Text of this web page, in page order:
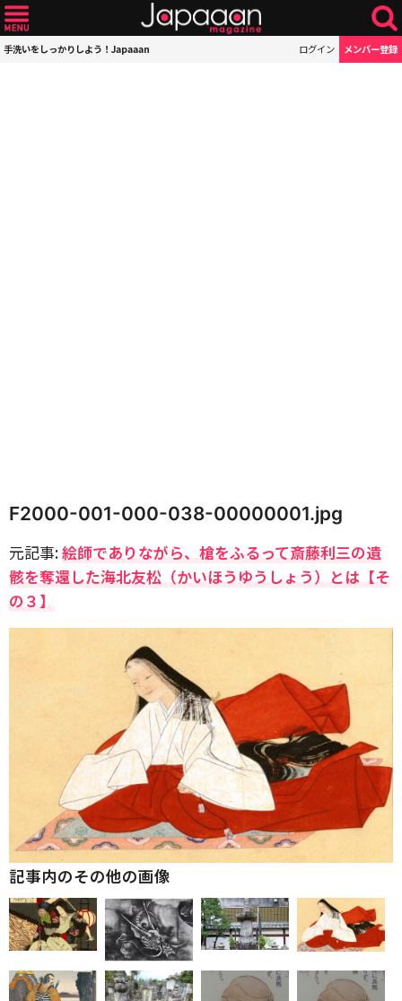
手洗いをしっかりしよう！Japaaan ログイン メンバー登録
F2000-001-000-038-00000001.jpg
元記事:絵師でありながら、槍をふるって斎藤利三の遺
骸を奪還した海北友松（かいほうゆうしょう）とは【そ
の３】
記事内のその他の画像